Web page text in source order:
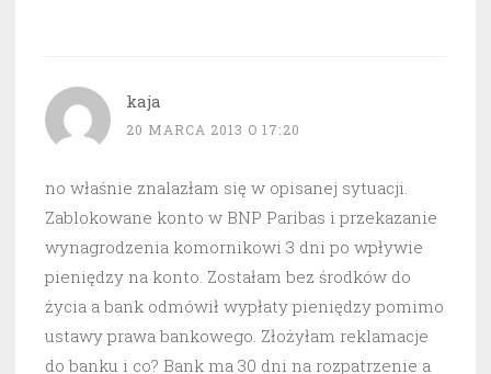
kaja
20 MARCA 2013 O 17:20
no właśnie znalazłam się w opisanej sytuacji.
Zablokowane konto w BNP Paribas i przekazanie
wynagrodzenia komornikowi 3 dni po wpływie
pieniędzy na konto. Zostałam bez środków do
życia a bank odmówił wypłaty pieniędzy pomimo
ustawy prawa bankowego. Złożyłam reklamacje
do banku i co? Bank ma 30 dni na rozpatrzenie a